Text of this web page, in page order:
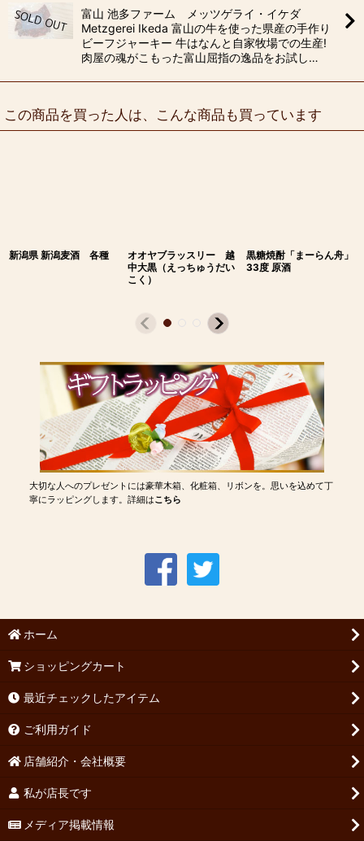
富山 池多ファーム メッツゲライ・イケダ
Metzgerei Ikeda 富山の牛を使った県産の手作り
ビーフジャーキー 牛はなんと自家牧場での生産!
肉屋の魂がこもった富山屈指の逸品をお試し…
この商品を買った人は、こんな商品も買っています
新潟県 新潟麦酒 各種
オオヤブラッスリー 越
中大黒（えっちゅうだい
こく）
黒糖焼酎「まーらん舟」
33度 原酒
大切な人へのプレゼントには豪華木箱、化粧箱、リボンを。思いを込めて丁
寧にラッピングします。詳細はこちら
ホーム
ショッピングカート
最近チェックしたアイテム
ご利用ガイド
店舗紹介・会社概要
私が店長です
メディア掲載情報